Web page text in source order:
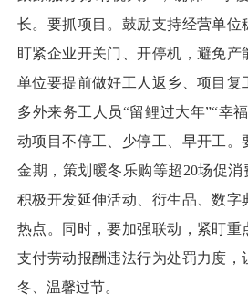
长。要抓项目。鼓励支持经营单位
盯紧企业开关门、开停机，避免产
单位要提前做好工人返乡、项目复
多外来务工人员“留鲤过大年”“幸
动项目不停工、少停工、早开工。
金期，策划暖冬乐购等超20场促消
积极开发延伸活动、衍生品、数字
热点。同时，要加强联动，紧盯重
支付劳动报酬违法行为处罚力度，
冬、温馨过节。